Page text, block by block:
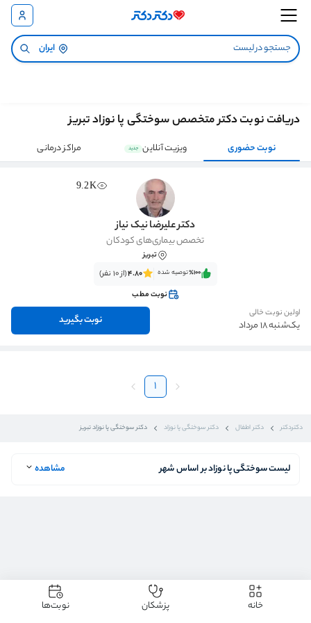
ایران
دکتردکتر دکتر اطفال دکتر سوختگی پا نوزاد دکتر سوختگی پا نوزاد تبریز
دریافت نوبت دکتر متخصص سوختگی پا نوزاد تبریز
نوبت حضوری ویزیت آنلاین جدید مراکز درمانی
9.2K
دکتر علیرضا نیک نیاز
تخصص بیماری‌های کودکان
تبریز
٪100‌‌‌توصیه شده 4.80(از 10 نفر)
نوبت مطب
اولین نوبت خالی
یک‌شنبه 18 مرداد نوبت بگیرید
1
لیست سوختگی پا نوزاد بر اساس شهر مشاهده
خانه پزشکان نوبت‌ها